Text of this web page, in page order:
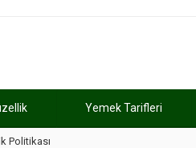
Yemek Tarifleri
düğününe 5 gün kala hayatını kaybetti